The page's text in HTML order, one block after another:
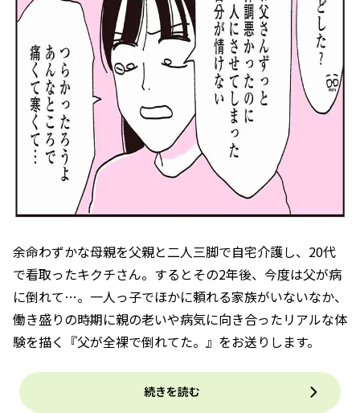
余命わずかな母親を父親と二人三脚で自宅介護し、20代
で看取ったキクチさん。するとその2年後、今度は父が病
に倒れて…。一人っ子でほかに頼れる家族がいないなか、
働き盛りの時期に親の老いや病気に向き合ったリアルな体
験を描く『父が全裸で倒れてた。』をお送りします。
続きを読む